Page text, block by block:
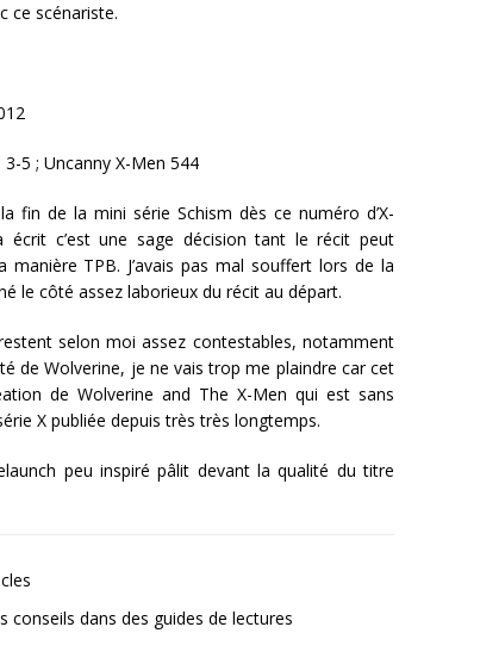
ce scénariste.
3-5 ; Uncanny X-Men 544
fin de la mini série Schism dès ce numéro d’X-
écrit c’est une sage décision tant le récit peut
manière TPB. J’avais pas mal souffert lors de la
le côté assez laborieux du récit au départ.
selon moi assez contestables, notamment
de Wolverine, je ne vais trop me plaindre car cet
de Wolverine and The X-Men qui est sans
X publiée depuis très très longtemps.
peu inspiré pâlit devant la qualité du titre
conseils dans des guides de lectures